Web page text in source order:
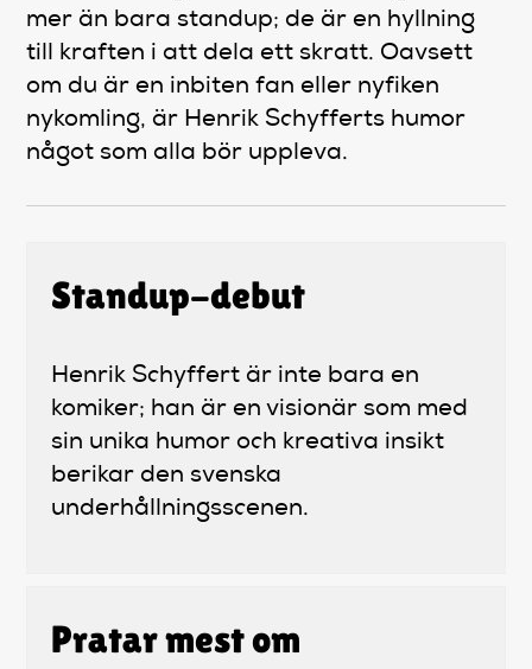
mer än bara standup; de är en hyllning
till kraften i att dela ett skratt. Oavsett
om du är en inbiten fan eller nyfiken
nykomling, är Henrik Schyfferts humor
något som alla bör uppleva.
Standup-debut
Henrik Schyffert är inte bara en
komiker; han är en visionär som med
sin unika humor och kreativa insikt
berikar den svenska
underhållningsscenen.
Pratar mest om